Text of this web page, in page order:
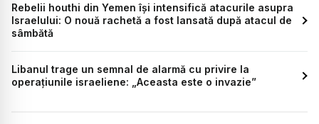
Rebelii houthi din Yemen își intensifică atacurile asupra
Israelului: O nouă rachetă a fost lansată după atacul de
sâmbătă
Libanul trage un semnal de alarmă cu privire la
operațiunile israeliene: „Aceasta este o invazie”